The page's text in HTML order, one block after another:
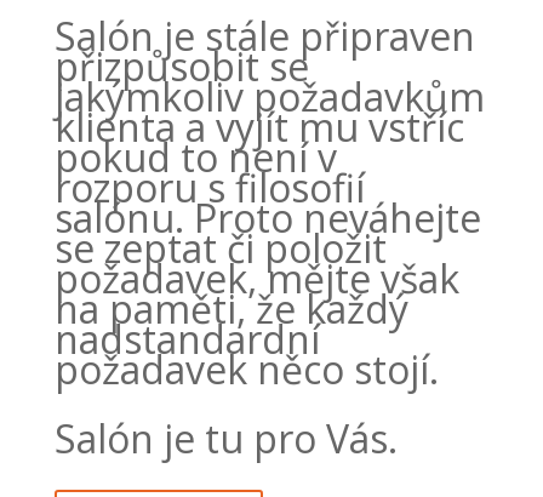
Salón je stále připraven
přizpůsobit se
jakýmkoliv požadavkům
klienta a vyjít mu vstříc
pokud to není v
rozporu s filosofií
salónu. Proto neváhejte
se zeptat či položit
požadavek, mějte však
na paměti, že každý
nadstandardní
požadavek něco stojí.
Salón je tu pro Vás.